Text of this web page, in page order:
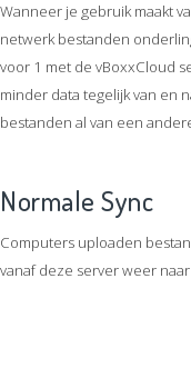
Wanneer je gebruik maakt
netwerk bestanden
voor 1 met de vBoxxCloud
minder data tegelijk van en
bestanden al van een
Normale Sync
Computers uploaden
vanaf deze server weer